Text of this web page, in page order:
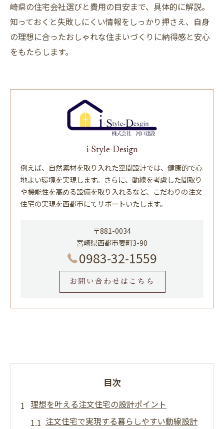
崎県の住宅会社選びと費用の目安まで、具体的に解説。
知っておくと失敗しにくい情報をしっかり押さえ、自身
の理想に合ったおしゃれな住まいづくりに納得感と安心
をもたらします。
i-Style-Design
例えば、自然素材を取り入れた空間設計では、健康的で心
地よい環境を実現します。さらに、動線を考慮した間取り
や機能性を高める設備を取り入れるなど、こだわりの注文
住宅の実現を西都市にてサポートいたします。
〒881-0034
宮崎県西都市妻町3-90
0983-32-1559
お問い合わせはこちら
目次
理想を叶える注文住宅の設計ポイント
注文住宅で実現する暮らしやすい動線設計